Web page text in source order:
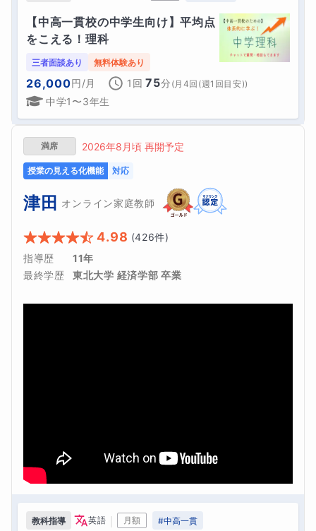
【中高一貫校の中学生向け】平均点
をこえる！理科
三者面談あり 無料体験あり
26,000円/月 1回 75分 ( 月4回(週1回目安))
中学1〜3年生
満席 2026年8月頃 再開予定
授業の見える化機能 対応
津田 オンライン家庭教師
4.98 (426件)
指導歴
11年
最終学歴
東北大学 経済学部 卒業
教科指導 英語 月額 #中高一貫